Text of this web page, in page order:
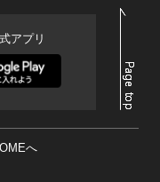
アプリ
へ